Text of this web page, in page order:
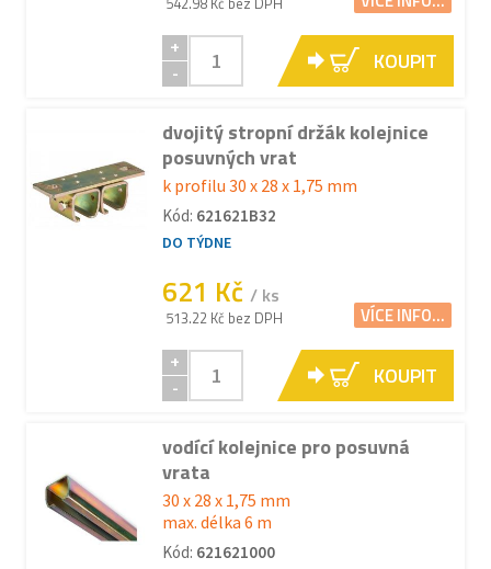
+
-
KOUPIT
dvojitý stropní držák kolejnice
posuvných vrat
k profilu 30 x 28 x 1,75 mm
Kód: 621621B32
DO TÝDNE
621 Kč / ks
513.22 Kč bez DPH VÍCE INFO...
+
-
KOUPIT
vodící kolejnice pro posuvná
vrata
30 x 28 x 1,75 mm
max. délka 6 m
Kód: 621621000